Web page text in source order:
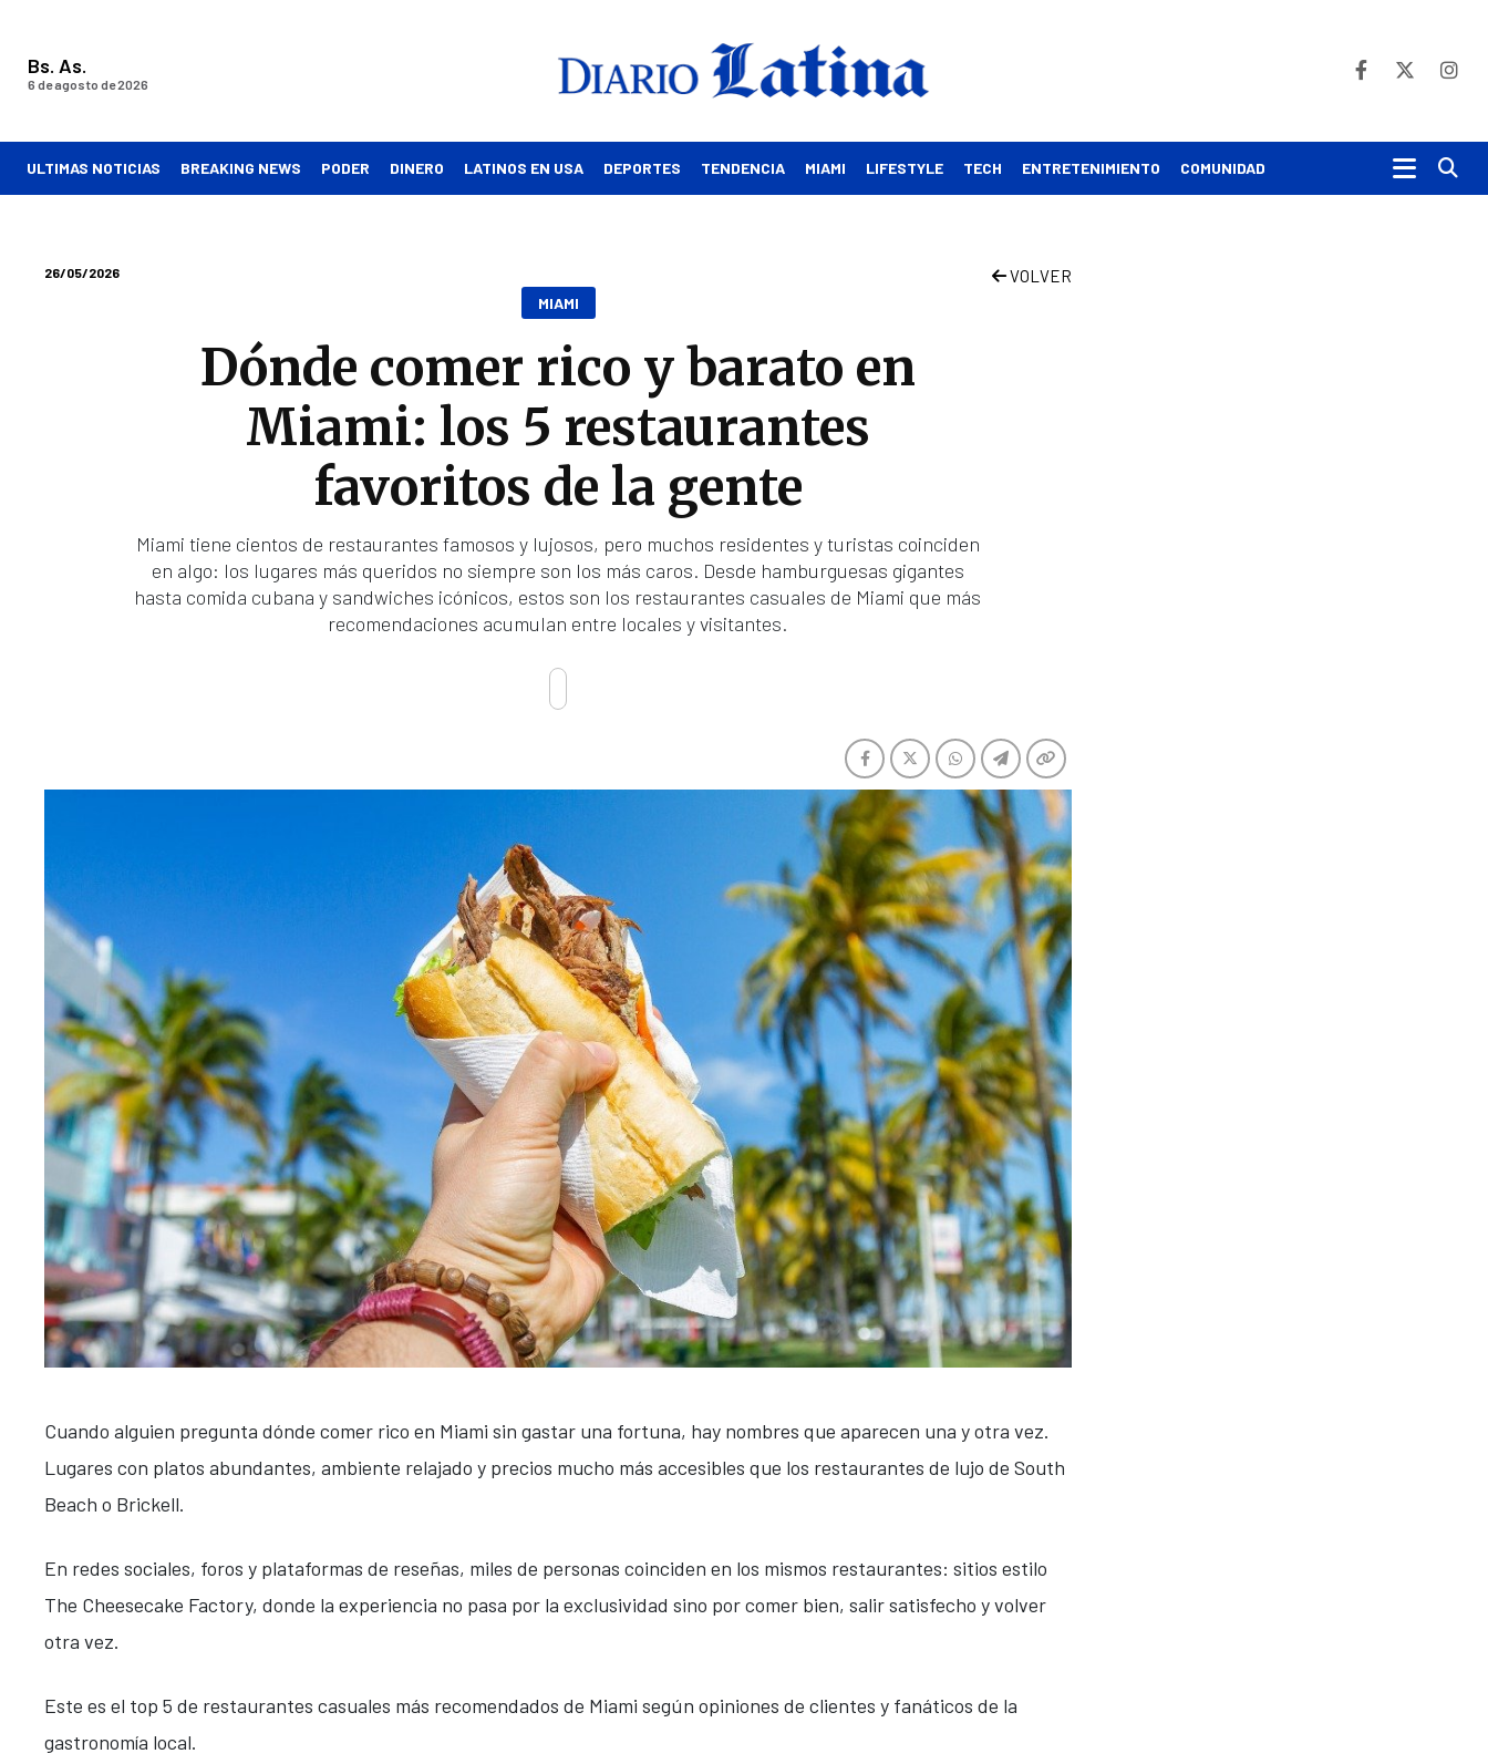
Bs. As.
6 de agosto de 2026
ULTIMAS NOTICIAS BREAKING NEWS PODER DINERO LATINOS EN USA DEPORTES TENDENCIA MIAMI LIFESTYLE TECH ENTRETENIMIENTO COMUNIDAD
26/05/2026 VOLVER
MIAMI
Dónde comer rico y barato en
Miami: los 5 restaurantes
favoritos de la gente
Miami tiene cientos de restaurantes famosos y lujosos, pero muchos residentes y turistas coinciden
en algo: los lugares más queridos no siempre son los más caros. Desde hamburguesas gigantes
hasta comida cubana y sandwiches icónicos, estos son los restaurantes casuales de Miami que más
recomendaciones acumulan entre locales y visitantes.
Cuando alguien pregunta dónde comer rico en Miami sin gastar una fortuna, hay nombres que aparecen una y otra vez.
Lugares con platos abundantes, ambiente relajado y precios mucho más accesibles que los restaurantes de lujo de South
Beach o Brickell.
En redes sociales, foros y plataformas de reseñas, miles de personas coinciden en los mismos restaurantes: sitios estilo
The Cheesecake Factory, donde la experiencia no pasa por la exclusividad sino por comer bien, salir satisfecho y volver
otra vez.
Este es el top 5 de restaurantes casuales más recomendados de Miami según opiniones de clientes y fanáticos de la
gastronomía local.